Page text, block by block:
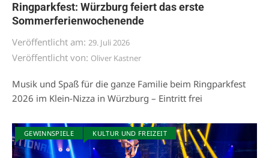
Ringparkfest: Würzburg feiert das erste
Sommerferienwochenende
Veröffentlicht am: 29. Juli 2026
Veröffentlicht von: Oliver Kastner
Musik und Spaß für die ganze Familie beim Ringparkfest
2026 im Klein-Nizza in Würzburg – Eintritt frei
GEWINNSPIELE KULTUR UND FREIZEIT